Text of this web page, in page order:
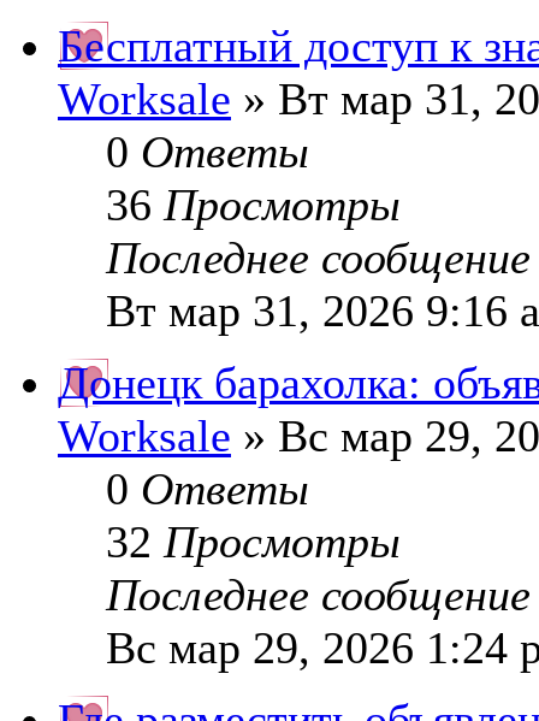
Бесплатный доступ к
Worksale » Вт мар 31,
0 Ответы
36 Просмотры
Последнее
Вт мар 31, 2026 9:16
Донецк барахолка:
Worksale » Вс мар 29,
0 Ответы
32 Просмотры
Последнее
Вс мар 29, 2026 1:24